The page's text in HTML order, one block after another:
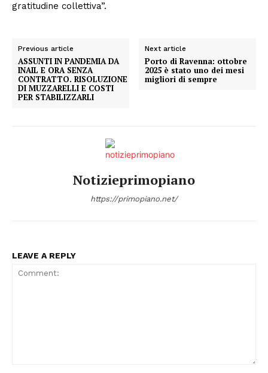
gratitudine collettiva”.
Previous article
ASSUNTI IN PANDEMIA DA
INAIL E ORA SENZA
CONTRATTO. RISOLUZIONE
DI MUZZARELLI E COSTI
PER STABILIZZARLI
Next article
Porto di Ravenna: ottobre
2025 è stato uno dei mesi
migliori di sempre
Notizieprimopiano
https://primopiano.net/
LEAVE A REPLY